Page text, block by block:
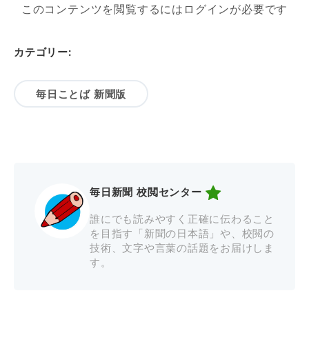
このコンテンツを閲覧するにはログインが必要です
カテゴリー:
毎日ことば 新聞版
毎日新聞 校閲センター
誰にでも読みやすく正確に伝わること
を目指す「新聞の日本語」や、校閲の
技術、文字や言葉の話題をお届けしま
す。